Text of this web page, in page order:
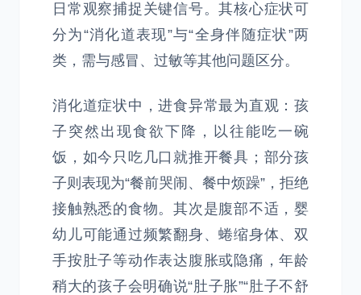
日常观察捕捉关键信号。其核心症状可
分为“消化道表现”与“全身伴随症状”两
类，需与感冒、过敏等其他问题区分。
消化道症状中，进食异常最为直观：孩
子突然出现食欲下降，以往能吃一碗
饭，如今只吃几口就推开餐具；部分孩
子则表现为“餐前哭闹、餐中烦躁”，拒绝
接触熟悉的食物。其次是腹部不适，婴
幼儿可能通过频繁翻身、蜷缩身体、双
手按肚子等动作表达腹胀或隐痛，年龄
稍大的孩子会明确说“肚子胀”“肚子不舒